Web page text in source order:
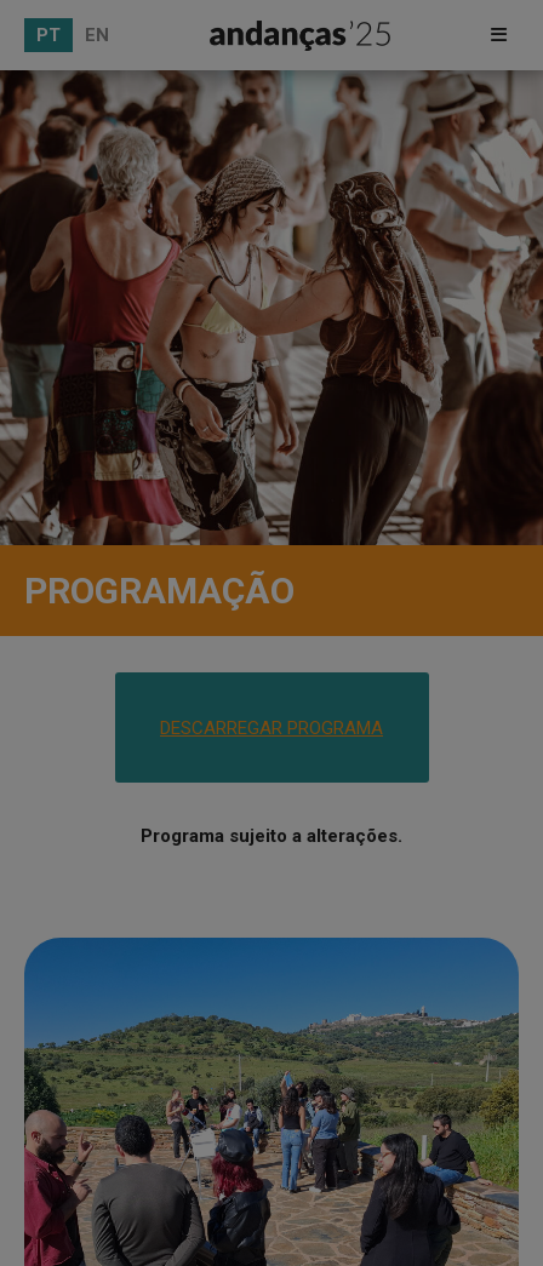
PT EN
PROGRAMAÇÃO
DESCARREGAR PROGRAMA
Programa sujeito a alterações.